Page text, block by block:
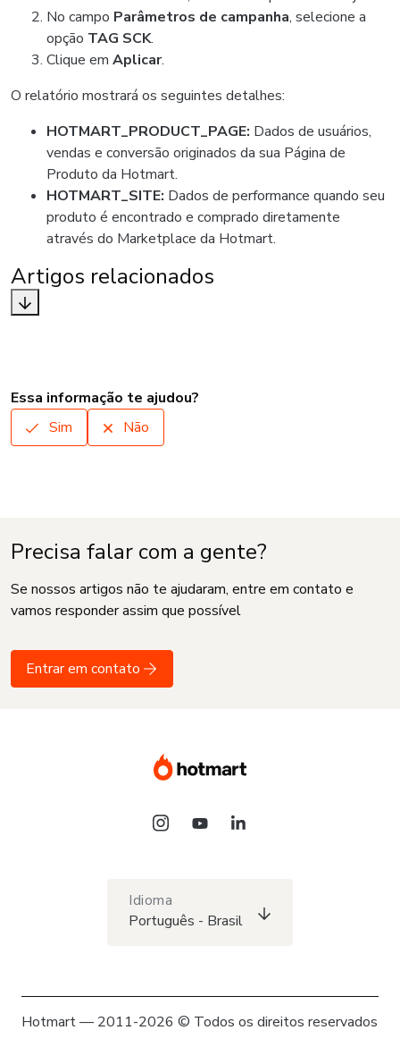
No campo Parâmetros de campanha, selecione a
opção TAG SCK.
Clique em Aplicar.
O relatório mostrará os seguintes detalhes:
HOTMART_PRODUCT_PAGE: Dados de usuários,
vendas e conversão originados da sua Página de
Produto da Hotmart.
HOTMART_SITE: Dados de performance quando seu
produto é encontrado e comprado diretamente
através do Marketplace da Hotmart.
Artigos relacionados
Essa informação te ajudou?
Sim
Não
Precisa falar com a gente?
Se nossos artigos não te ajudaram, entre em contato e
vamos responder assim que possível
Entrar em contato
Idioma
Português - Brasil
Hotmart — 2011-2026 © Todos os direitos reservados